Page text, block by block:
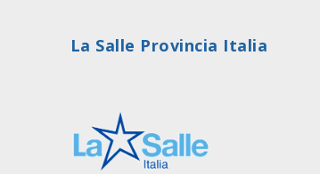
La Salle Provincia Italia